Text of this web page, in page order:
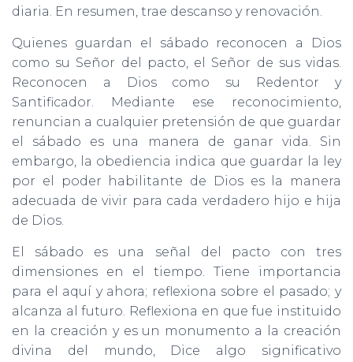
diaria. En resumen, trae descanso y renovación.
Quienes guardan el sábado reconocen a Dios
como su Señor del pacto, el Señor de sus vidas.
Reconocen a Dios como su Redentor y
Santificador. Mediante ese reconocimiento,
renuncian a cualquier pretensión de que guardar
el sábado es una manera de ganar vida. Sin
embargo, la obediencia indica que guardar la ley
por el poder habilitante de Dios es la manera
adecuada de vivir para cada verdadero hijo e hija
de Dios.
El sábado es una señal del pacto con tres
dimensiones en el tiempo. Tiene importancia
para el aquí y ahora; reflexiona sobre el pasado; y
alcanza al futuro. Reflexiona en que fue instituido
en la creación y es un monumento a la creación
divina del mundo, Dice algo significativo